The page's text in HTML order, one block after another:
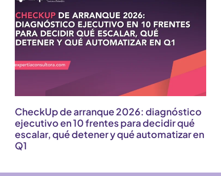
CheckUp de arranque 2026: diagnóstico
ejecutivo en 10 frentes para decidir qué
escalar, qué detener y qué automatizar en
Q1